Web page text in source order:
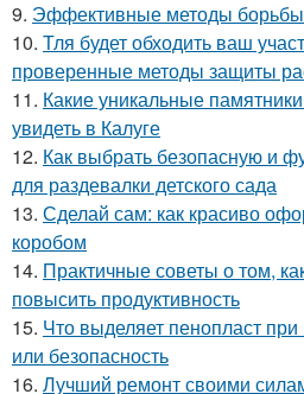
9. Эффективные методы
10. Тля будет обходить ваш
проверенные методы защиты
11. Какие уникальные
увидеть в Калуге
12. Как выбрать безопасную и
для раздевалки детского сада
13. Сделай сам: как красиво
коробом
14. Практичные советы о том,
повысить продуктивность
15. Что выделяет пенопласт
или безопасность
16. Лучший ремонт своими